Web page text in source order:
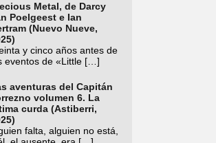
Metal, de Darcy
Poelgeest e Ian
(Nuevo Nueve,
y cinco años antes de
eventos de «Little […]
aventuras del Capitán
volumen 6. La
curda (Astiberri,
falta, alguien no está,